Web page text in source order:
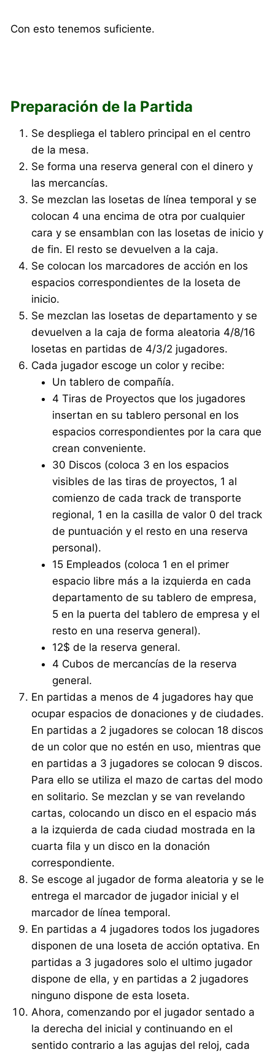
Con esto tenemos suficiente.
Preparación de la Partida
Se despliega el tablero principal en el centro
de la mesa.
Se forma una reserva general con el dinero y
las mercancías.
Se mezclan las losetas de línea temporal y se
colocan 4 una encima de otra por cualquier
cara y se ensamblan con las losetas de inicio y
de fin. El resto se devuelven a la caja.
Se colocan los marcadores de acción en los
espacios correspondientes de la loseta de
inicio.
Se mezclan las losetas de departamento y se
devuelven a la caja de forma aleatoria 4/8/16
losetas en partidas de 4/3/2 jugadores.
Cada jugador escoge un color y recibe:
Un tablero de compañía.
4 Tiras de Proyectos que los jugadores
insertan en su tablero personal en los
espacios correspondientes por la cara que
crean conveniente.
30 Discos (coloca 3 en los espacios
visibles de las tiras de proyectos, 1 al
comienzo de cada track de transporte
regional, 1 en la casilla de valor 0 del track
de puntuación y el resto en una reserva
personal).
15 Empleados (coloca 1 en el primer
espacio libre más a la izquierda en cada
departamento de su tablero de empresa,
5 en la puerta del tablero de empresa y el
resto en una reserva general).
12$ de la reserva general.
4 Cubos de mercancías de la reserva
general.
En partidas a menos de 4 jugadores hay que
ocupar espacios de donaciones y de ciudades.
En partidas a 2 jugadores se colocan 18 discos
de un color que no estén en uso, mientras que
en partidas a 3 jugadores se colocan 9 discos.
Para ello se utiliza el mazo de cartas del modo
en solitario. Se mezclan y se van revelando
cartas, colocando un disco en el espacio más
a la izquierda de cada ciudad mostrada en la
cuarta fila y un disco en la donación
correspondiente.
Se escoge al jugador de forma aleatoria y se le
entrega el marcador de jugador inicial y el
marcador de línea temporal.
En partidas a 4 jugadores todos los jugadores
disponen de una loseta de acción optativa. En
partidas a 3 jugadores solo el ultimo jugador
dispone de ella, y en partidas a 2 jugadores
ninguno dispone de esta loseta.
Ahora, comenzando por el jugador sentado a
la derecha del inicial y continuando en el
sentido contrario a las agujas del reloj, cada